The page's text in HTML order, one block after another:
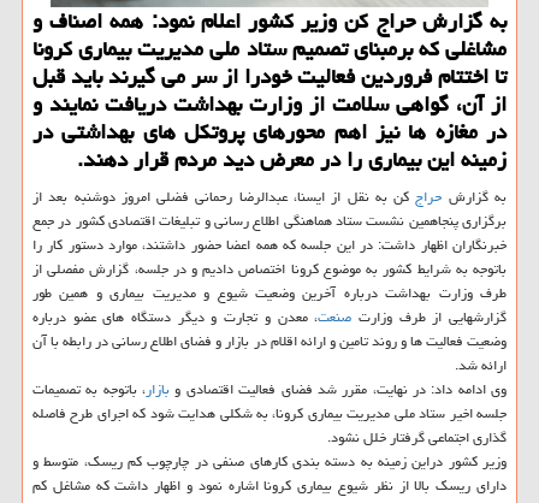
به گزارش حراج كن وزیر كشور اعلام نمود: همه اصناف و
مشاغلی كه برمبنای تصمیم ستاد ملی مدیریت بیماری كرونا
تا اختتام فروردین فعالیت خودرا از سر می گیرند باید قبل
از آن، گواهی سلامت از وزارت بهداشت دریافت نمایند و
در مغازه ها نیز اهم محورهای پروتكل های بهداشتی در
زمینه این بیماری را در معرض دید مردم قرار دهند.
به گزارش حراجكن به نقل از ایسنا، عبدالرضا رحمانی فضلی امروز دوشنبه بعد از
برگزاری پنجاهمین نشست ستاد هماهنگی اطلاع رسانی و تبلیغات اقتصادی كشور در جمع
خبرنگاران اظهار داشت: در این جلسه كه همه اعضا حضور داشتند، موارد دستور كار را
باتوجه به شرایط كشور به موضوع كرونا اختصاص دادیم و در جلسه، گزارش مفصلی از
طرف وزارت بهداشت درباره آخرین وضعیت شیوع و مدیریت بیماری و همین طور
گزارشهایی از طرف وزارت صنعت، معدن و تجارت و دیگر دستگاه های عضو درباره
وضعیت فعالیت ها و روند تامین و ارائه اقلام در بازار و فضای اطلاع رسانی در رابطه با آن
ارائه شد.
وی ادامه داد: در نهایت، مقرر شد فضای فعالیت اقتصادی وبازار، باتوجه به تصمیمات
جلسه اخیر ستاد ملی مدیریت بیماری كرونا، به شكلی هدایت شود كه اجرای طرح فاصله
گذاری اجتماعی گرفتار خلل نشود.
وزیر كشور دراین زمینه به دسته بندی كارهای صنفی در چارچوب كم ریسك، متوسط و
دارای ریسك بالا از نظر شیوع بیماری كرونا اشاره نمود و اظهار داشت كه مشاغل كم